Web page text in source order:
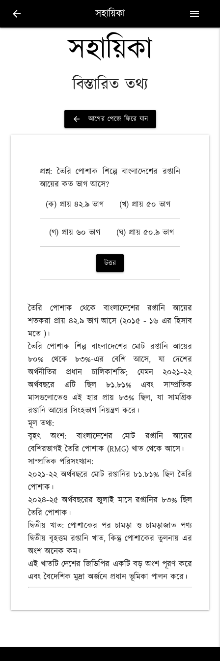
arrow_back সহায়িকা menu
সহায়িকা
বিস্তারিত তথ্য
arrow_back আগের পেজে ফিরে যান
প্রশ্ন: তৈরি পোশাক শিল্পে বাংলাদেশের রপ্তানি
আয়ের কত ভাগ আসে?
(ক) প্রায় ৪২.৯ ভাগ
(খ) প্রায় ৫০ ভাগ
(গ) প্রায় ৬০ ভাগ (ঘ) প্রায় ৫০.৯ ভাগ
উত্তর
তৈরি পোশাক থেকে বাংলাদেশের রপ্তানি আয়ের
শতকরা প্রায় ৪২.৯ ভাগ আসে (২০১৫ - ১৬ এর হিসাব
মতে )।
তৈরি পোশাক শিল্প বাংলাদেশের মোট রপ্তানি আয়ের
৮০% থেকে ৮৩%-এর বেশি আসে, যা দেশের
অর্থনীতির প্রধান চালিকাশক্তি; যেমন ২০২১-২২
অর্থবছরে এটি ছিল ৮১.৮১% এবং সাম্প্রতিক
মাসগুলোতেও এই হার প্রায় ৮৩% ছিল, যা সামগ্রিক
রপ্তানি আয়ের সিংহভাগ নিয়ন্ত্রণ করে।
মূল তথ্য:
বৃহৎ অংশ: বাংলাদেশের মোট রপ্তানি আয়ের
বেশিরভাগই তৈরি পোশাক (RMG) খাত থেকে আসে।
সাম্প্রতিক পরিসংখ্যান:
২০২১-২২ অর্থবছরে মোট রপ্তানির ৮১.৮১% ছিল তৈরি
পোশাক।
২০২৪-২৫ অর্থবছরের জুলাই মাসে রপ্তানির ৮৩% ছিল
তৈরি পোশাক।
দ্বিতীয় খাত: পোশাকের পর চামড়া ও চামড়াজাত পণ্য
দ্বিতীয় বৃহত্তম রপ্তানি খাত, কিন্তু পোশাকের তুলনায় এর
অংশ অনেক কম।
এই খাতটি দেশের জিডিপির একটি বড় অংশ পূরণ করে
এবং বৈদেশিক মুদ্রা অর্জনে প্রধান ভূমিকা পালন করে।